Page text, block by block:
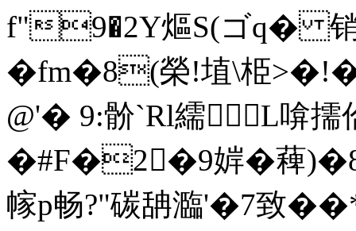
f"9�2Y熰S(ゴq� 销~
�fm�8(榮!埴\ 栕
@'� 9:骱`Rl繻L啽
�#F�2�9婩�薭)�8
幏p畅?"碳舑瀶'�7致�